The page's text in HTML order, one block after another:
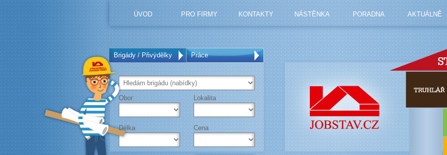
ÚVOD PRO FIRMY KONTAKTY NÁSTĚNKA PORADNA AKTUÁLNĚ
Brigády / Přivýdělky Práce
Obor Lokalita
Délka Cena